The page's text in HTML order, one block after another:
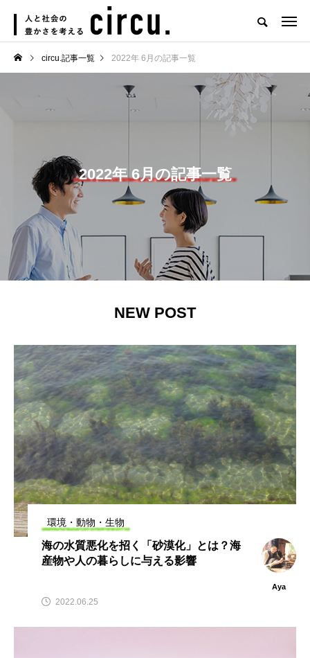
circu.記事一覧 2022年 6月の記事一覧
2022年 6月の記事一覧
NEW POST
環境・動物・生物
海の水質悪化を招く「砂漠化」とは？海
産物や人の暮らしに与える影響
Aya
2022.06.25